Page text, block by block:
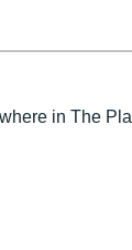
in The